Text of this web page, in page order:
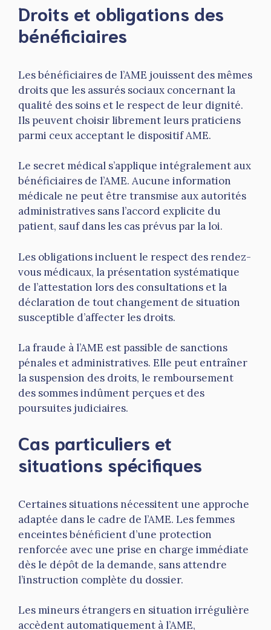
Droits et obligations des
bénéficiaires
Les bénéficiaires de l’AME jouissent des mêmes
droits que les assurés sociaux concernant la
qualité des soins et le respect de leur dignité.
Ils peuvent choisir librement leurs praticiens
parmi ceux acceptant le dispositif AME.
Le secret médical s’applique intégralement aux
bénéficiaires de l’AME. Aucune information
médicale ne peut être transmise aux autorités
administratives sans l’accord explicite du
patient, sauf dans les cas prévus par la loi.
Les obligations incluent le respect des rendez-
vous médicaux, la présentation systématique
de l’attestation lors des consultations et la
déclaration de tout changement de situation
susceptible d’affecter les droits.
La fraude à l’AME est passible de sanctions
pénales et administratives. Elle peut entraîner
la suspension des droits, le remboursement
des sommes indûment perçues et des
poursuites judiciaires.
Cas particuliers et
situations spécifiques
Certaines situations nécessitent une approche
adaptée dans le cadre de l’AME. Les femmes
enceintes bénéficient d’une protection
renforcée avec une prise en charge immédiate
dès le dépôt de la demande, sans attendre
l’instruction complète du dossier.
Les mineurs étrangers en situation irrégulière
accèdent automatiquement à l’AME,